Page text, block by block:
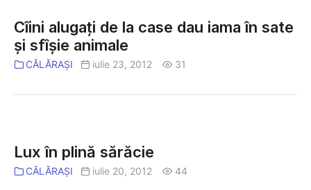
alugaţi
de
la
dau
sate
Cîini alugaţi de la case dau iama în sate
şi sfîşie animale
CĂLĂRAȘI iulie 23, 2012 31
în
plină
Lux în plină sărăcie
CĂLĂRAȘI iulie 20, 2012 44